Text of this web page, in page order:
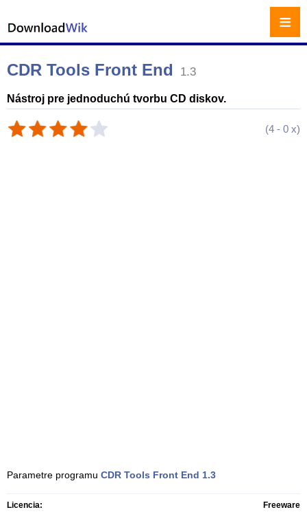
CDR Tools Front End 1.3
Nástroj pre jednoduchú tvorbu CD diskov.
(4 - 0 x)
Parametre programu CDR Tools Front End 1.3
Licencia: Freeware
≡